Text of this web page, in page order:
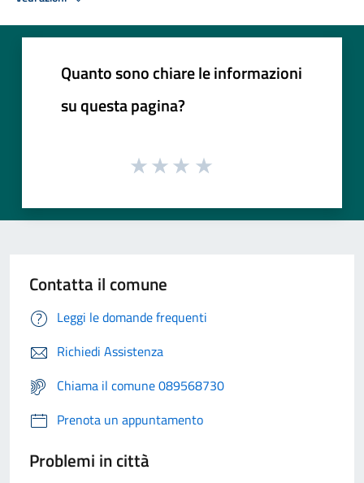
Quanto sono chiare le informazioni
su questa pagina?
Contatta il comune
Leggi le domande frequenti
Richiedi Assistenza
Chiama il comune 089568730
Prenota un appuntamento
Problemi in città